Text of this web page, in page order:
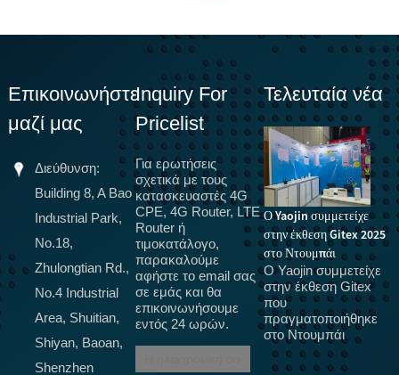
Επικοινωνήστε
μαζί μας
Διεύθυνση:
Building 8, A Bao
Industrial Park,
No.18,
Zhulongtian Rd.,
No.4 Industrial
Area, Shuitian,
Shiyan, Baoan,
Shenzhen
Inquiry For
Pricelist
Για ερωτήσεις
σχετικά με τους
κατασκευαστές 4G
CPE, 4G Router, LTE
Router ή
τιμοκατάλογο,
παρακαλούμε
αφήστε το email σας
σε εμάς και θα
επικοινωνήσουμε
εντός 24 ωρών.
Τελευταία νέα
Το 5G πρόκειται να
αντικαταστήσει οπτικές
ίνες, τερματικά 5G CPE
για οικιακή ευρυζωνική
σύνδεση, πιστοποίηση
εξοπλισμού CPE, SRRC,
Στην
Ο Yaojin συμμετείχε
στην έκθεση Gitex 2025
στο Ντουμπάι
Ο Yaojin συμμετείχε
στην έκθεση Gitex
που
πραγματοποιήθηκε
στο Ντουμπάι